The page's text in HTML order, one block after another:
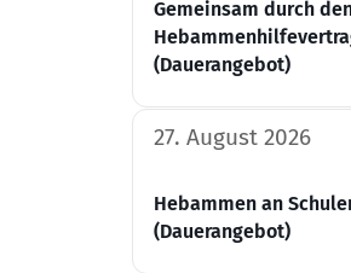
Gemeinsam durch
(Dauerangebot)
27. August 2026
Hebammen an
(Dauerangebot)